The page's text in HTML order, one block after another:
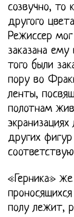
созвучно, то
другого
Режиссер
заказана
того были
пору во
ленты,
полотнам
других
«Герника»
полу лежит,